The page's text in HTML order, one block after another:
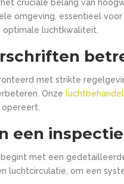
cruciale belang van
omgeving, essentieel
optimale luchtkwaliteit.
met strikte
Onze
een
met een
luchtcirculatie, om een